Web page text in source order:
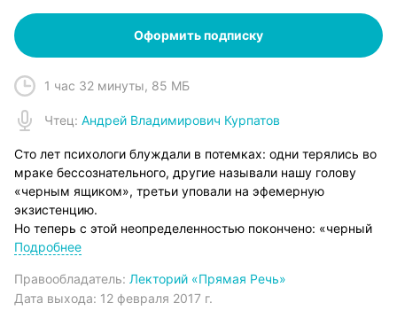
Оформить подписку
1 час 32 минуты, 85 МБ
Чтец: Андрей Владимирович Курпатов
Сто лет психологи блуждали в потемках: одни терялись во
мраке бессознательного, другие называли нашу голову
«черным ящиком», третьи уповали на эфемерную
экзистенцию.
Но теперь с этой неопределенностью покончено: «черный
ящик» вскрыт нейронаукой – «бессознательное» уже
фальшивкой.
Что ж, самое время задуматься о том, как
Подробнее
Правообладатель: Лекторий «Прямая Речь»
Дата выхода: 12 февраля 2017 г.